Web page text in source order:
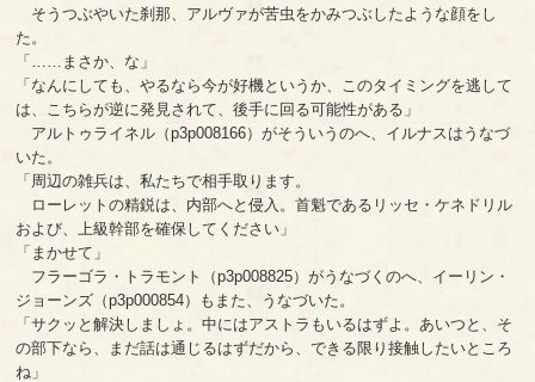
そうつぶやいた刹那、アルヴァが苦虫をかみつぶしたような顔をし
た。
「……まさか、な」
「なんにしても、やるなら今が好機というか、このタイミングを逃して
は、こちらが逆に発見されて、後手に回る可能性がある」
アルトゥライネル（p3p008166）がそういうのへ、イルナスはうなづ
いた。
「周辺の雑兵は、私たちで相手取ります。
ローレットの精鋭は、内部へと侵入。首魁であるリッセ・ケネドリル
および、上級幹部を確保してください」
「まかせて」
フラーゴラ・トラモント（p3p008825）がうなづくのへ、イーリン・
ジョーンズ（p3p000854）もまた、うなづいた。
「サクッと解決しましょ。中にはアストラもいるはずよ。あいつと、そ
の部下なら、まだ話は通じるはずだから、できる限り接触したいところ
ね」